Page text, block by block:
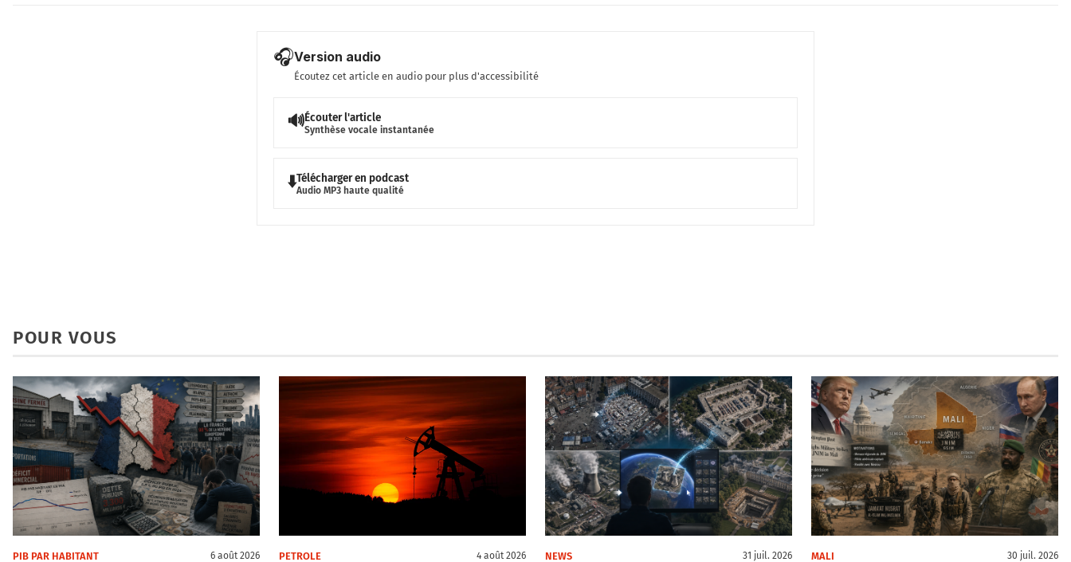
🎧Version audio
Écoutez cet article en audio pour plus d'accessibilité
🔊Écouter l'article
Synthèse vocale instantanée
⬇️Télécharger en podcast
Audio MP3 haute qualité
POUR VOUS
PIB PAR HABITANT 6 août 2026 PETROLE 4 août 2026 NEWS 31 juil. 2026 MALI 30 juil. 2026